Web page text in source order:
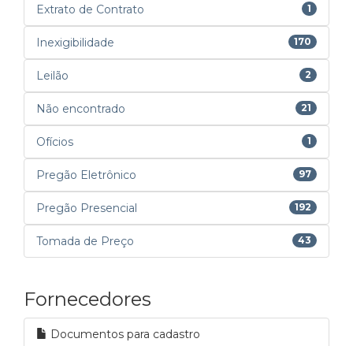
Extrato de Contrato 1
Inexigibilidade 170
Leilão 2
Não encontrado 21
Ofícios 1
Pregão Eletrônico 97
Pregão Presencial 192
Tomada de Preço 43
Fornecedores
Documentos para cadastro